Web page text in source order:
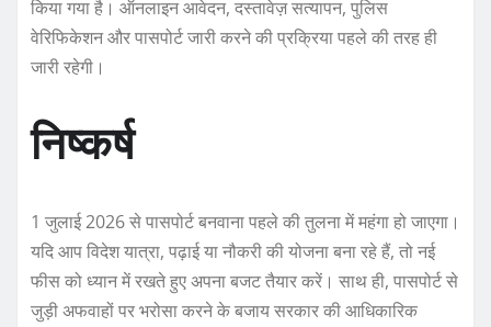
किया गया है। ऑनलाइन आवेदन, दस्तावेज़ सत्यापन, पुलिस
वेरिफिकेशन और पासपोर्ट जारी करने की प्रक्रिया पहले की तरह ही
जारी रहेगी।
निष्कर्ष
1 जुलाई 2026 से पासपोर्ट बनवाना पहले की तुलना में महंगा हो जाएगा।
यदि आप विदेश यात्रा, पढ़ाई या नौकरी की योजना बना रहे हैं, तो नई
फीस को ध्यान में रखते हुए अपना बजट तैयार करें। साथ ही, पासपोर्ट से
जुड़ी अफवाहों पर भरोसा करने के बजाय सरकार की आधिकारिक